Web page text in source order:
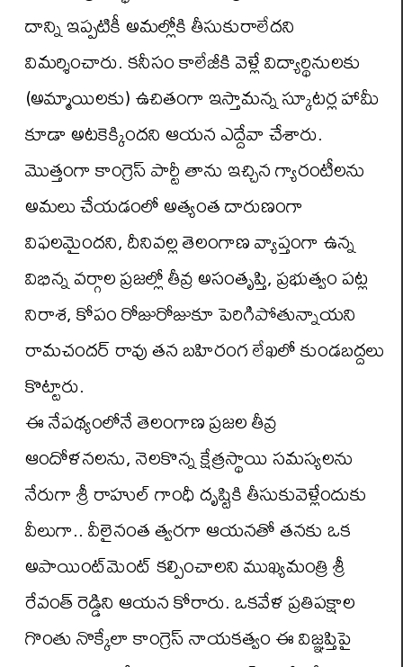
దాన్ని ఇప్పటికీ అమల్లోకి తీసుకురాలేదని
విమర్శించారు. కనీసం కాలేజీకి వెళ్లే విద్యార్థినులకు
(అమ్మాయిలకు) ఉచితంగా ఇస్తామన్న స్కూటర్ల హామీ
కూడా అటకెక్కిందని ఆయన ఎద్దేవా చేశారు.
మొత్తంగా కాంగ్రెస్ పార్టీ తాను ఇచ్చిన గ్యారంటీలను
అమలు చేయడంలో అత్యంత దారుణంగా
విఫలమైందని, దీనివల్ల తెలంగాణ వ్యాప్తంగా ఉన్న
విభిన్న వర్గాల ప్రజల్లో తీవ్ర అసంతృప్తి, ప్రభుత్వం పట్ల
నిరాశ, కోపం రోజురోజుకూ పెరిగిపోతున్నాయని
రామచందర్ రావు తన బహిరంగ లేఖలో కుండబద్దలు
కొట్టారు.
ఈ నేపథ్యంలోనే తెలంగాణ ప్రజల తీవ్ర
ఆందోళనలను, నెలకొన్న క్షేత్రస్థాయి సమస్యలను
నేరుగా శ్రీ రాహుల్ గాంధీ దృష్టికి తీసుకువెళ్లేందుకు
వీలుగా.. వీలైనంత త్వరగా ఆయనతో తనకు ఒక
అపాయింట్‌మెంట్ కల్పించాలని ముఖ్యమంత్రి శ్రీ
రేవంత్ రెడ్డిని ఆయన కోరారు. ఒకవేళ ప్రతిపక్షాల
గొంతు నొక్కేలా కాంగ్రెస్ నాయకత్వం ఈ విజ్ఞప్తిపై